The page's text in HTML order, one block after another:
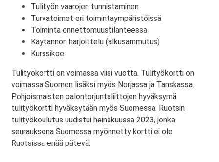
Tulityön vaarojen tunnistaminen
Turvatoimet eri toimintaympäristöissä
Toiminta onnettomuustilanteessa
Käytännön harjoittelu (alkusammutus)
Kurssikoe
Tulityökortti on voimassa viisi vuotta. Tulityökortti on
voimassa Suomen lisäksi myös Norjassa ja Tanskassa.
Pohjoismaisten palontorjuntaliittojen hyväksymä
tulityökortti hyväksytään myös Suomessa. Ruotsin
tulityökoulutus uudistui heinäkuussa 2023, jonka
seurauksena Suomessa myönnetty kortti ei ole
Ruotsissa enää pätevä.